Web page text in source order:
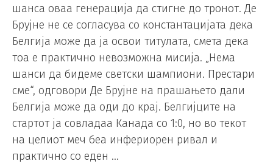
шанса оваа генерација да стигне до тронот. Де
Брујне не се согласува со константацијата дека
Белгија може да ја освои титулата, смета дека
тоа е практично невозможна мисија. „Нема
шанси да бидеме светски шампиони. Престари
сме“, одговори Де Брујне на прашањето дали
Белгија може да оди до крај. Белгијците на
стартот ја совладаа Канада со 1:0, но во текот
на целиот меч беа инфериорен ривал и
практично со еден …